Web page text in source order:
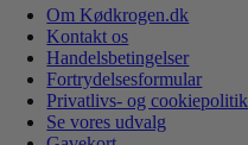
Om Kødkrogen.dk
Kontakt os
Handelsbetingelser
Fortrydelsesformular
Privatlivs- og cookiepolitik
Se vores udvalg